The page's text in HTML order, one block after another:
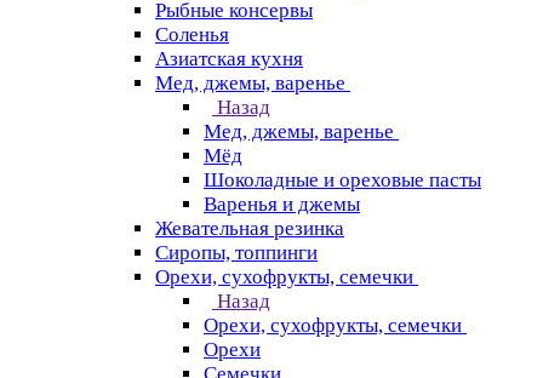
Рыбные консервы
Соленья
Азиатская кухня
Мед, джемы, варенье
Назад
Мед, джемы, варенье
Мёд
Шоколадные и ореховые пасты
Варенья и джемы
Жевательная резинка
Сиропы, топпинги
Орехи, сухофрукты, семечки
Назад
Орехи, сухофрукты, семечки
Орехи